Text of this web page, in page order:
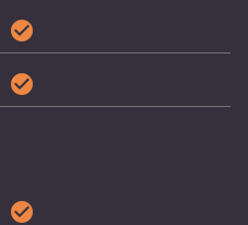
check_circle
check_circle
check_circle